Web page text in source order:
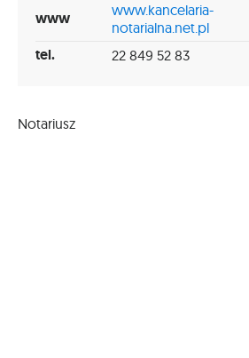
www
www.kancelaria-
notarialna.net.pl
tel. 22 849 52 83
Notariusz